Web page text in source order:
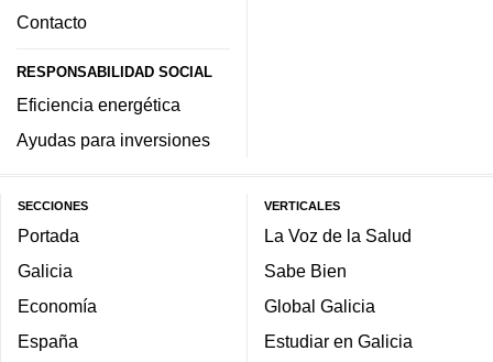
Contacto
RESPONSABILIDAD SOCIAL
Eficiencia energética
Ayudas para inversiones
SECCIONES
Portada
Galicia
Economía
España
VERTICALES
La Voz de la Salud
Sabe Bien
Global Galicia
Estudiar en Galicia